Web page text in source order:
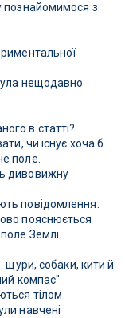
познайомимося з
нещодавно
в статті?
чи існує хоча б
поле.
дивовижну
повідомлення.
пояснюється
Землі.
щури, собаки, кити й
компас".
тілом
навчені